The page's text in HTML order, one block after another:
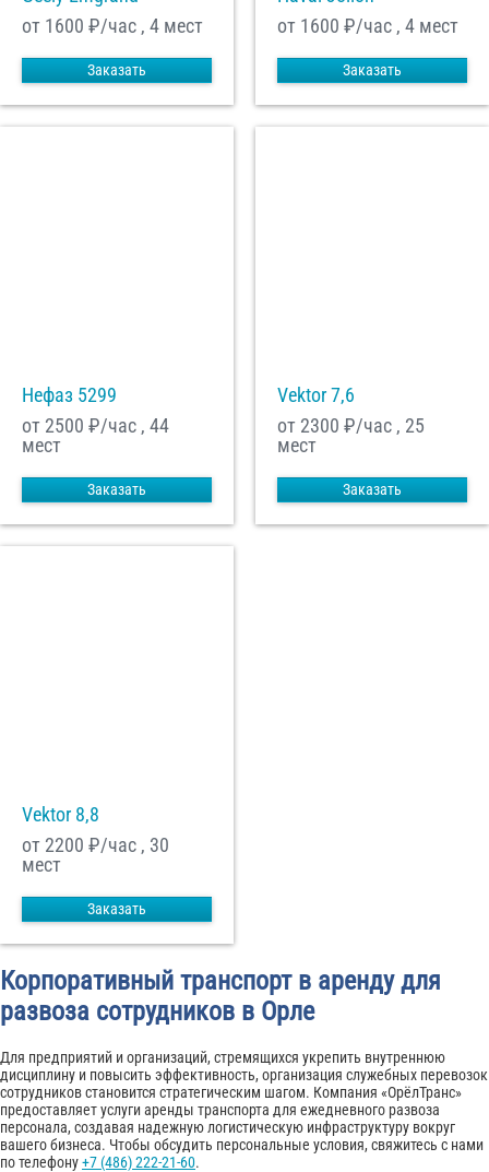
от 1600 ₽/час , 4 мест
Заказать
от 1600 ₽/час , 4 мест
Заказать
Нефаз 5299
от 2500 ₽/час , 44
мест
Заказать
Vektor 7,6
от 2300 ₽/час , 25
мест
Заказать
Vektor 8,8
от 2200 ₽/час , 30
мест
Заказать
Корпоративный транспорт в аренду для
развоза сотрудников в Орле
Для предприятий и организаций, стремящихся укрепить внутреннюю
дисциплину и повысить эффективность, организация служебных перевозок
сотрудников становится стратегическим шагом. Компания «ОрёлТранс»
предоставляет услуги аренды транспорта для ежедневного развоза
персонала, создавая надежную логистическую инфраструктуру вокруг
вашего бизнеса. Чтобы обсудить персональные условия, свяжитесь с нами
по телефону+7 (486) 222-21-60.